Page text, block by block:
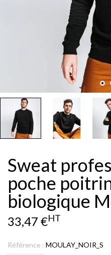
Sweat
poche
biologique
33,47 €HT
Référence : MOULAY_NOIR_S